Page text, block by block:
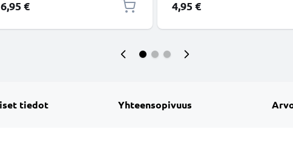
€ 4,95 €
tiedot Yhteensopivuus